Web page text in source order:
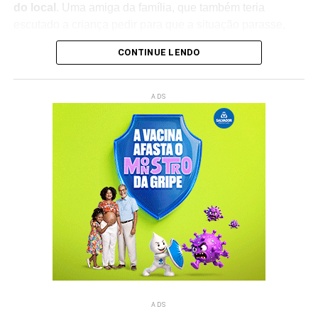
. Uma amiga da família, que também teria
acompanhou a mulher até o cômodo para verificar o que
criança sem roupas sobre a cama. Conforme o boletim
de ocorrência, o menino demonstrava sinais de
desconforto e se queixava de dores. A testemunha relatou
às autoridades que foi responsável por acionar a Polícia
Militar após presenciar a cena.
Após a chegada dos policiais e a coleta dos primeiros
a autoridade policial entendeu que os
relatos das testemunhas e as circunstâncias
verificadas no local eram suficientes para caracterizar
a situação de flagrante, determinando a prisão do
CONTINUE LENDO
ADS
ADS